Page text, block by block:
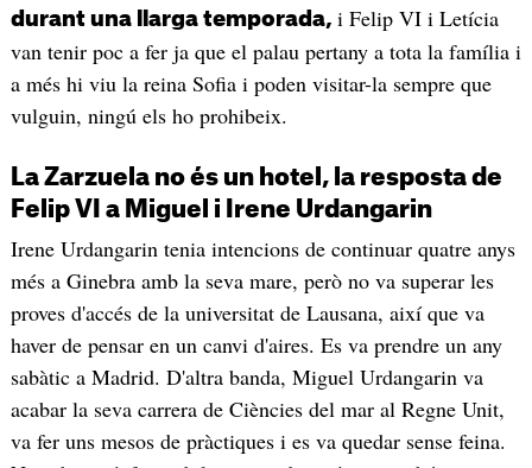
durant una llarga temporada, i Felip VI i Letícia
van tenir poc a fer ja que el palau pertany a tota la família i
a més hi viu la reina Sofia i poden visitar-la sempre que
vulguin, ningú els ho prohibeix.
La Zarzuela no és un hotel, la resposta de
Felip VI a Miguel i Irene Urdangarin
Irene Urdangarin tenia intencions de continuar quatre anys
més a Ginebra amb la seva mare, però no va superar les
proves d'accés de la universitat de Lausana, així que va
haver de pensar en un canvi d'aires. Es va prendre un any
sabàtic a Madrid. D'altra banda, Miguel Urdangarin va
acabar la seva carrera de Ciències del mar al Regne Unit,
va fer uns mesos de pràctiques i es va quedar sense feina.